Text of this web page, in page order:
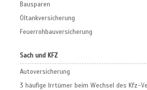
Bausparen
Öltankversicherung
Feuerrohbauversicherung
Sach und KFZ
Autoversicherung
3 häufige Irrtümer beim Wechsel des Kfz-